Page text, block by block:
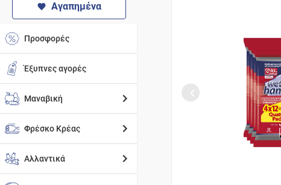
Αγαπημένα
Προσφορές
Έξυπνες αγορές
Μαναβική
Φρέσκο Κρέας
Αλλαντικά